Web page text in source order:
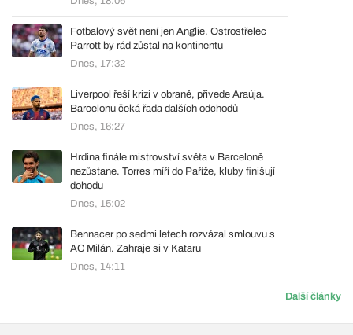
Fotbalový svět není jen Anglie. Ostrostřelec
Parrott by rád zůstal na kontinentu
Dnes, 17:32
Liverpool řeší krizi v obraně, přivede Araúja.
Barcelonu čeká řada dalších odchodů
Dnes, 16:27
Hrdina finále mistrovství světa v Barceloně
nezůstane. Torres míří do Paříže, kluby finišují
dohodu
Dnes, 15:02
Bennacer po sedmi letech rozvázal smlouvu s
AC Milán. Zahraje si v Kataru
Dnes, 14:11
Další články